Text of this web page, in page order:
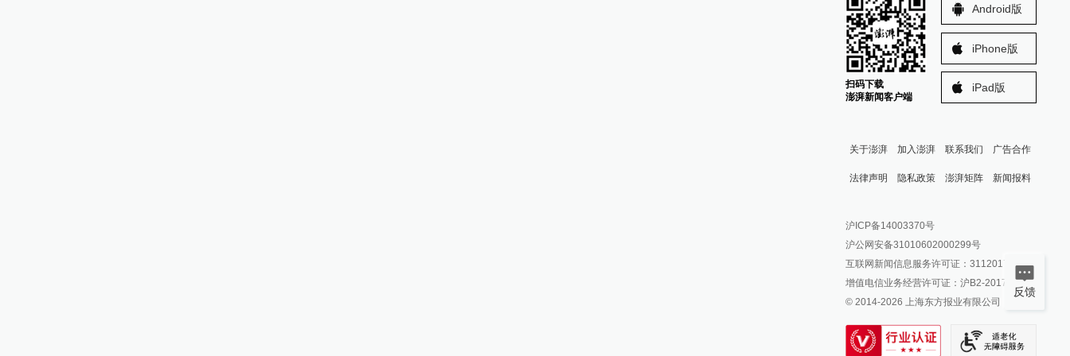
扫码下载
澎湃新闻客户端
Android版
iPhone版
iPad版
关于澎湃 加入澎湃 联系我们 广告合作
法律声明 隐私政策 澎湃矩阵
澎湃新闻公众号
澎湃新闻抖音号
派生万物开放平台
IP SHANGHAI
SIXTH TONE
新闻报料
报料邮箱: news@thepaper.cn
沪ICP备14003370号
沪公网安备31010602000299号
互联网新闻信息服务许可证：31120170006
增值电信业务经营许可证：沪B2-2017116
© 2014-2026 上海东方报业有限公司
反馈